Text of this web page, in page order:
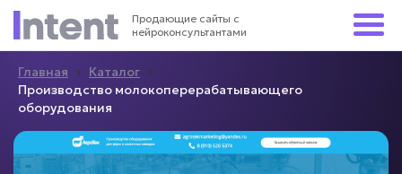
Продающие сайты с
нейроконсультантами
Главная › Каталог ›
Производство молокоперерабатывающего
оборудования